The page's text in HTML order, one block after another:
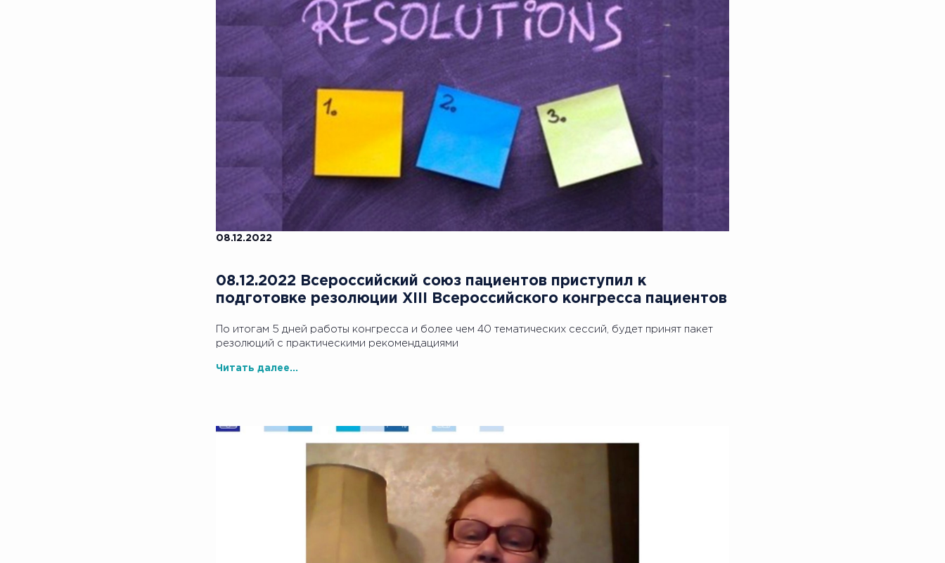
08.12.2022
08.12.2022 Всероссийский союз пациентов приступил к
подготовке резолюции XIII Всероссийского конгресса пациентов
По итогам 5 дней работы конгресса и более чем 40 тематических сессий, будет принят пакет
резолюций с практическими рекомендациями
Читать далее...